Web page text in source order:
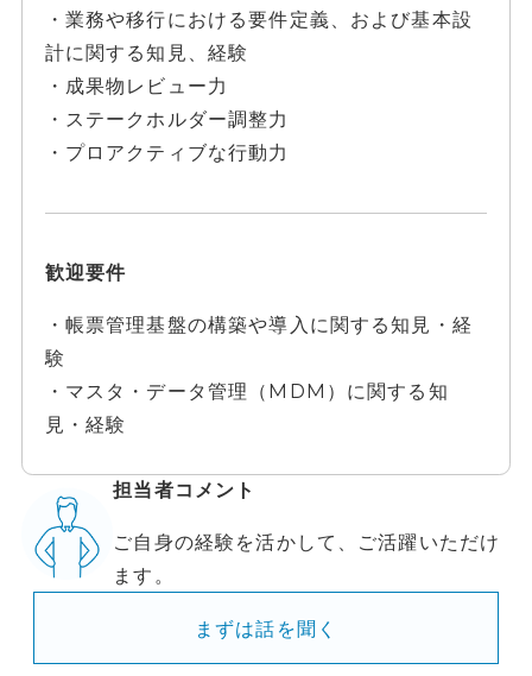
・業務や移行における要件定義、および基本設
計に関する知見、経験
・成果物レビュー力
・ステークホルダー調整力
・プロアクティブな行動力
歓迎要件
・帳票管理基盤の構築や導入に関する知見・経
験
・マスタ・データ管理（MDM）に関する知
見・経験
担当者コメント
ご自身の経験を活かして、ご活躍いただけ
ます。
まずは話を聞く